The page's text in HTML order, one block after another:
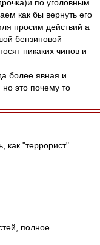
по уголовным
как бы вернуть его
просим действий а
бензиновой
никаких чинов и
более явная и
это почему то
как "террорист"
полное